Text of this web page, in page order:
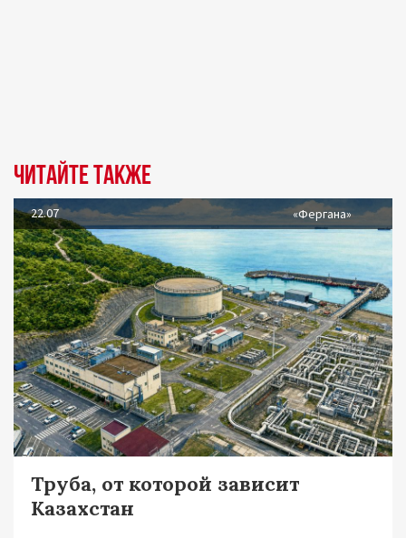
Читайте также
22.07 «Фергана»
Труба, от которой зависит
Казахстан